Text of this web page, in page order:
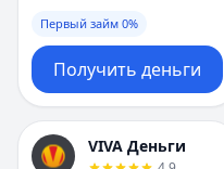
Первый займ 0%
Получить деньги
VIVA Деньги